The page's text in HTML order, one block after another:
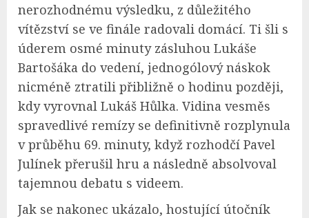
nerozhodnému výsledku, z důležitého
vítězství se ve finále radovali domácí. Ti šli s
úderem osmé minuty zásluhou Lukáše
Bartošáka do vedení, jednogólový náskok
nicméně ztratili přibližně o hodinu později,
kdy vyrovnal Lukáš Hůlka. Vidina vesměs
spravedlivé remízy se definitivně rozplynula
v průběhu 69. minuty, když rozhodčí Pavel
Julínek přerušil hru a následně absolvoval
tajemnou debatu s videem.
Jak se nakonec ukázalo, hostující útočník